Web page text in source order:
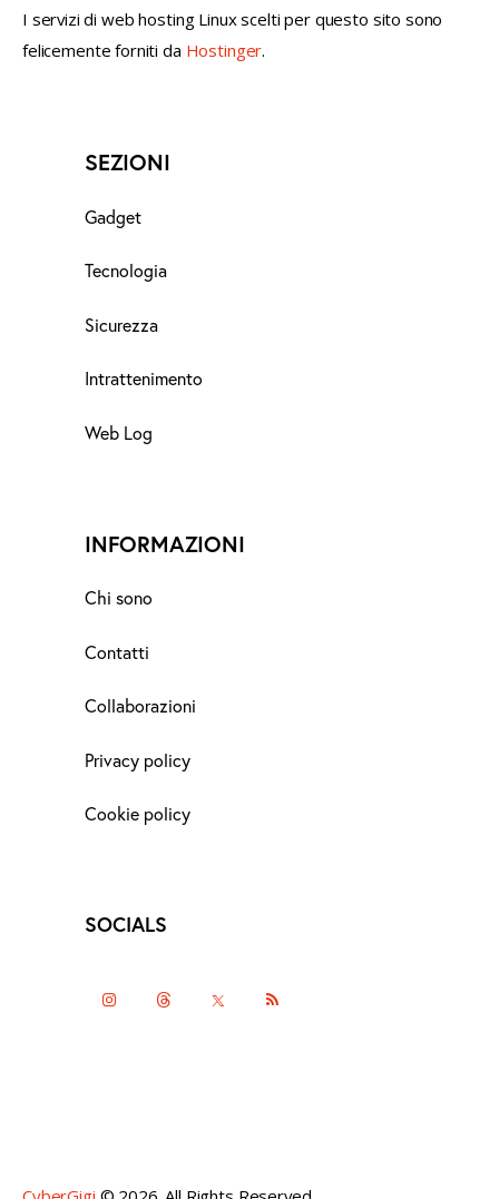
I servizi di web hosting Linux scelti per questo sito sono
felicemente forniti da Hostinger.
SEZIONI
Gadget
Tecnologia
Sicurezza
Intrattenimento
Web Log
INFORMAZIONI
Chi sono
Contatti
Collaborazioni
Privacy policy
Cookie policy
SOCIALS
instagrammthreads twitter- rss